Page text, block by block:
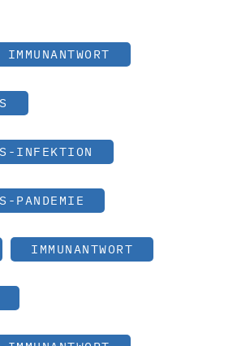
IMMUNANTWORT
INFEKTION
PANDEMIE
IMMUNANTWORT